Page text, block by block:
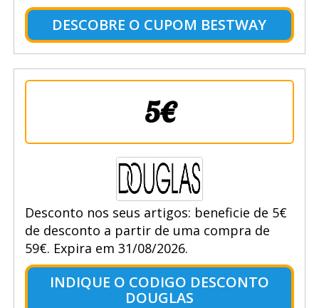
DESCOBRE O CUPOM BESTWAY
5€
Desconto nos seus artigos: beneficie de 5€
de desconto a partir de uma compra de
59€. Expira em 31/08/2026.
INDIQUE O CODIGO DESCONTO
DOUGLAS